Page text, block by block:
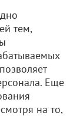
тем,
Еще
на то,